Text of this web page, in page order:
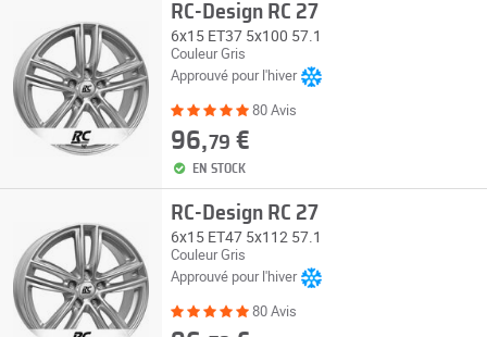
RC-Design RC 27
6x15 ET37 5x100 57.1
Couleur Gris
Approuvé pour l'hiver
80 Avis
96,79 €
EN STOCK
RC-Design RC 27
6x15 ET47 5x112 57.1
Couleur Gris
Approuvé pour l'hiver
80 Avis